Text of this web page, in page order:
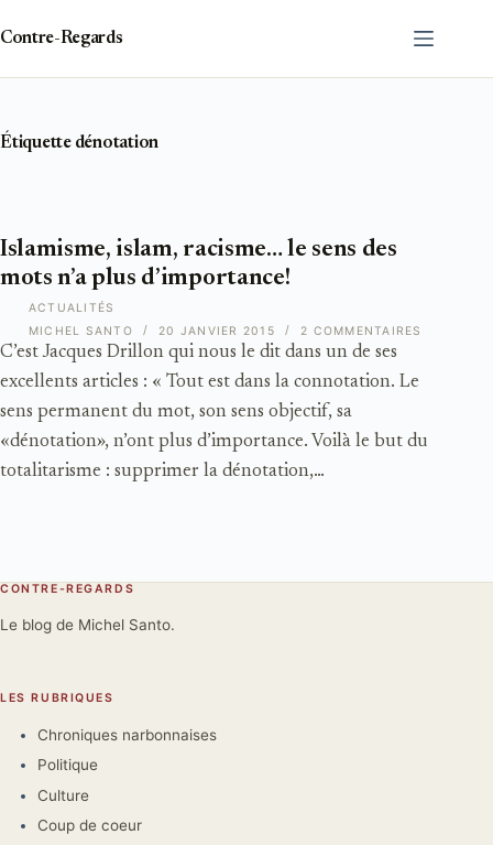
contenu
Contre-Regards
Étiquettedénotation
ACTUALITÉS
Islamisme, islam, racisme… le sens des
mots n’a plus d’importance!
C’est Jacques Drillon qui nous le dit dans un de ses
excellents articles : « Tout est dans la connotation. Le
sens permanent du mot, son sens objectif, sa
«dénotation», n’ont plus d’importance. Voilà le but du
totalitarisme : supprimer la dénotation,…
MICHEL SANTO 20 JANVIER 2015 2 COMMENTAIRES
CONTRE-REGARDS
Le blog de Michel Santo.
LES RUBRIQUES
Chroniques narbonnaises
Politique
Culture
Coup de coeur